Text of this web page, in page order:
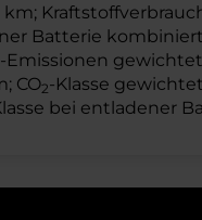
km;
Batterie kombiniert:
-Emissionen
CO2-Klasse
bei entladener